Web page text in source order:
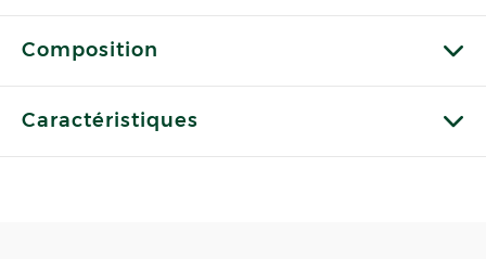
Composition
Caractéristiques